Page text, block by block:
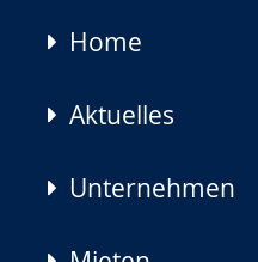
Navigation
Home
Aktuelles
Unternehmen